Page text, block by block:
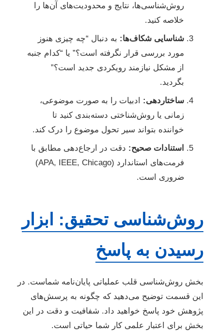
روش‌شناسی‌ها، نتایج و محدودیت‌های آن‌ها را
خلاصه کنید.
شناسایی شکاف‌ها: به دنبال “چه چیزی هنوز
مورد بررسی قرار نگرفته است؟” یا “کدام جنبه
از مشکل نیازمند رویکردی جدید است؟”
بگردید.
ساختاردهی: ادبیات را به صورت موضوعی،
زمانی یا روش‌شناختی دسته‌بندی کنید تا
خواننده بتواند سیر تحول موضوع را درک کند.
استنادات صحیح: دقت در ارجاع‌دهی مطابق با
فرمت‌های استاندارد (APA, IEEE, Chicago)
ضروری است.
روش‌شناسی تحقیق: ابزار
رسیدن به پاسخ
بخش روش‌شناسی قلب عملیاتی پایان‌نامه شماست. در
این قسمت توضیح می‌دهید که چگونه به پرسش‌های
پژوهش خود پاسخ خواهید داد. شفافیت و دقت در این
بخش برای اعتبار علمی کار شما حیاتی است.